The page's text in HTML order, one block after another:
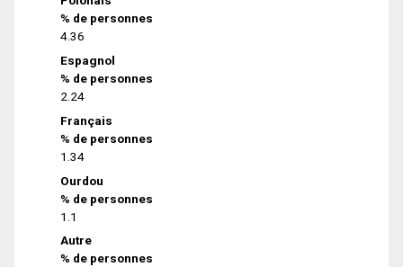
% de personnes
4.36
Espagnol
% de personnes
2.24
Français
% de personnes
1.34
Ourdou
% de personnes
1.1
Autre
% de personnes